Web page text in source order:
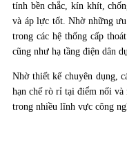
tính bền chắc, kín khít,
và áp lực tốt. Nhờ những
trong các hệ thống cấp
cũng như hạ tầng điện dân
Nhờ thiết kế chuyên dụng,
hạn chế rò rỉ tại điểm nối và
trong nhiều lĩnh vực công